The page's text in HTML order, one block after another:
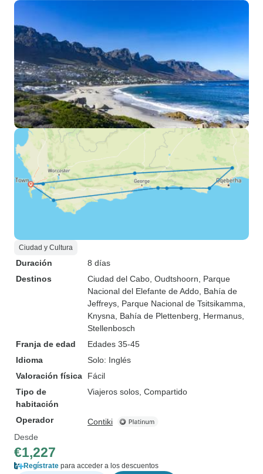
Ciudad y Cultura
Duración
8 días
Destinos
Ciudad del Cabo , Oudtshoorn , Parque
Nacional del Elefante de Addo , Bahía de
Jeffreys , Parque Nacional de Tsitsikamma
Knysna , Bahía de Plettenberg , Hermanus
Stellenbosch
Franja de edad
Edades 35-45
Idioma
Solo: Inglés
Valoración física
Fácil
Tipo de
habitación
Viajeros solos, Compartido
Operador
Contiki
Desde
€1,227
Regístrate para acceder a los descuentos